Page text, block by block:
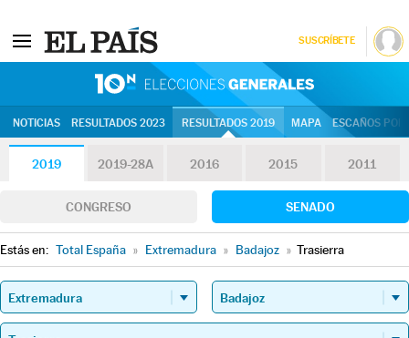
SUSCRÍBETE
NOTICIAS RESULTADOS 2023 RESULTADOS 2019 MAPA ESCAÑOS
2019 2019-28A 2016 2015 2011
CONGRESO SENADO
Estás en: Total España » Extremadura » Badajoz » Trasierra